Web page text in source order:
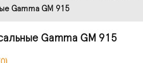
Gamma GM 915
Gamma GM 915